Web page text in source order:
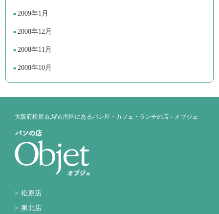
2009年1月
2008年12月
2008年11月
2008年10月
大阪府松原市,堺市南区にあるパン屋・カフェ・ランチの店～オブジェ
松原店
泉北店